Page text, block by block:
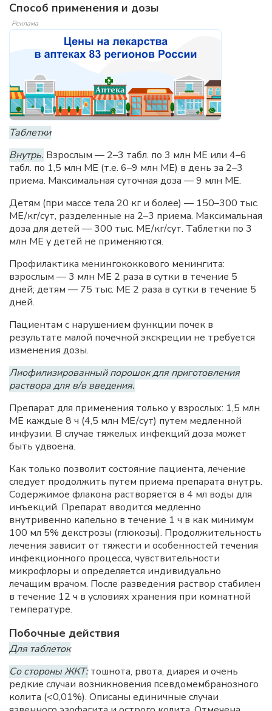
Способ применения и дозы
Реклама
Таблетки
Внутрь. Взрослым — 2–3 табл. по 3 млн ME или 4–6
табл. по 1,5 млн ME (т.е. 6–9 млн ME) в день за 2–3
приема. Максимальная суточная доза — 9 млн ME.
Детям (при массе тела 20 кг и более) — 150–300 тыс.
ME/кг/сут, разделенные на 2–3 приема. Максимальная
доза для детей — 300 тыс. ME/кг/сут. Таблетки по 3
млн ME у детей не применяются.
Профилактика менингококкового менингита:
взрослым — 3 млн ME 2 раза в сутки в течение 5
дней; детям — 75 тыс. ME 2 раза в сутки в течение 5
дней.
Пациентам с нарушением функции почек в
результате малой почечной экскреции не требуется
изменения дозы.
Лиофилизированный порошок для приготовления
раствора для в/в введения.
Препарат для применения только у взрослых: 1,5 млн
ME каждые 8 ч (4,5 млн ME/сут) путем медленной
инфузии. В случае тяжелых инфекций доза может
быть удвоена.
Как только позволит состояние пациента, лечение
следует продолжить путем приема препарата внутрь.
Содержимое флакона растворяется в 4 мл воды для
инъекций. Препарат вводится медленно
внутривенно капельно в течение 1 ч в как минимум
100 мл 5% декстрозы (глюкозы). Продолжительность
лечения зависит от тяжести и особенностей течения
инфекционного процесса, чувствительности
микрофлоры и определяется индивидуально
лечащим врачом. После разведения раствор стабилен
в течение 12 ч в условиях хранения при комнатной
температуре.
Побочные действия
Для таблеток
Со стороны ЖКТ:тошнота, рвота, диарея и очень
редкие случаи возникновения псевдомембранозного
колита (<0,01%). Описаны единичные случаи